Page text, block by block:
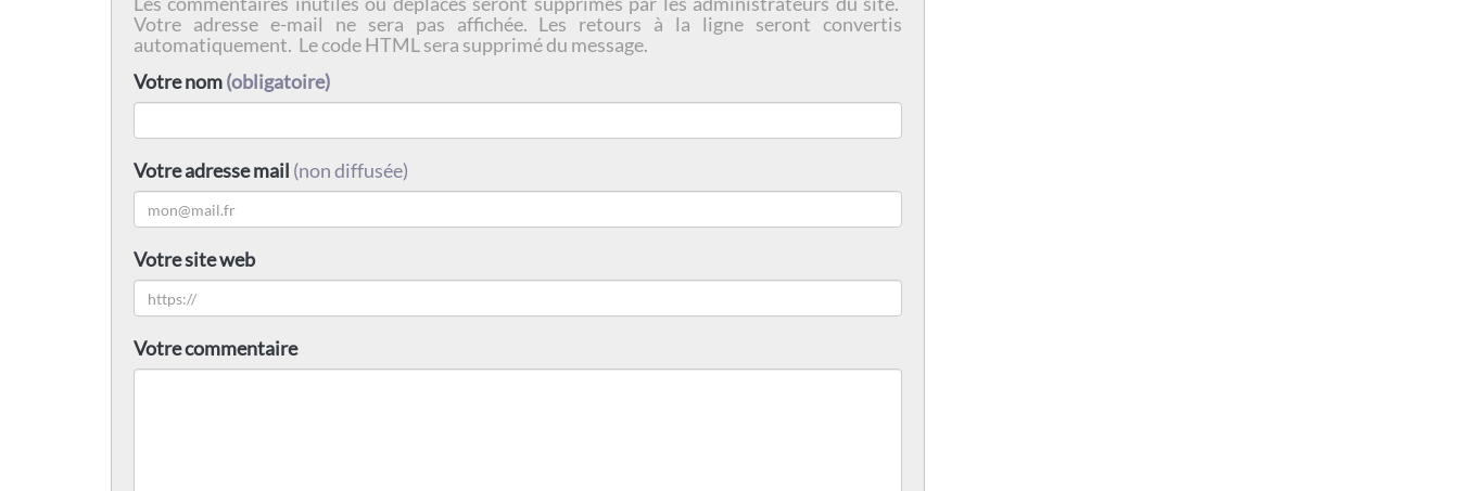
Votre adresse e-mail ne sera pas affichée. Les retours à la ligne seront convertis
automatiquement. Le code HTML sera supprimé du message.
Votre nom(obligatoire)
Votre adresse mail (non diffusée)
Votre site web
Votre commentaire